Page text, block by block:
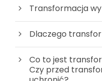
Transformacja
Dlaczego
Co to jest
Czy przed